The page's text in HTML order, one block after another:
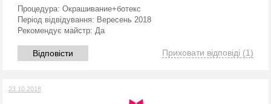
Процедура: Окрашивание+ботекс
Період відвідування: Вересень 2018
Рекомендує майстр: Да
Відповісти Приховати відповіді (1)
23.10.2018